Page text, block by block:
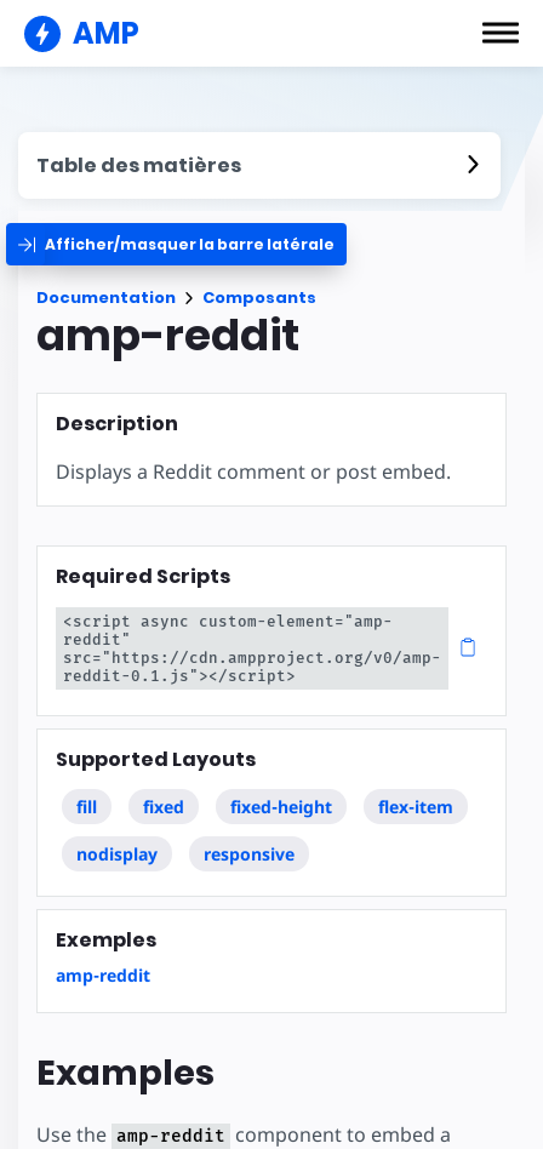
AMP
Table des matières
Afficher/masquer la barre latérale
Documentation Composants
amp-reddit
Description
Displays a Reddit comment or post embed.
Required Scripts
<script async custom-element="amp-
reddit"
src="https://cdn.ampproject.org/v0/amp-
reddit-0.1.js"></script>
Supported Layouts
fill fixed fixed-height flex-item
nodisplay responsive
Exemples
amp-reddit
Examples
Use the amp-reddit component to embed a